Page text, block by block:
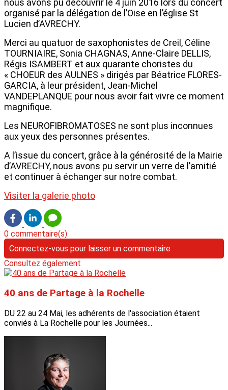
nous avons pu découvrir le 4 juin 2016 lors du concert
organisé par la délégation de l’Oise en l’église St
Lucien d’AVRECHY.
Merci au quatuor de saxophonistes de Creil, Céline
TOURNIAIRE, Sonia CHAGNAS, Anne-Claire DELLIS,
Régis ISAMBERT et aux quarante choristes du
« CHOEUR des AULNES » dirigés par Béatrice FLORES-
GARCIA, à leur président, Jean-Michel
VANDEPLANQUE pour nous avoir fait vivre ce moment
magnifique.
Les NEUROFIBROMATOSES ne sont plus inconnues
aux yeux des personnes présentes.
A l’issue du concert, grâce à la générosité de la Mairie
d’AVRECHY, nous avons pu servir un verre de l’amitié
et continuer à échanger sur notre combat.
Visiter la galerie photo
0 commentaire(s)
Connectez-vous pour laisser un commentaire
Consultez également
40 ans de Partage à la Rochelle
DU 22 au 24 Mai, les adhérents de l'association étaient
conviés à La Rochelle pour les Journées...